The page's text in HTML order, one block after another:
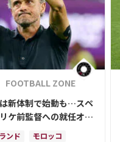
FOOTBALL ZONE
新体制で始動も…スペ
ケ前監督への就任オフ
ンド モロッコ